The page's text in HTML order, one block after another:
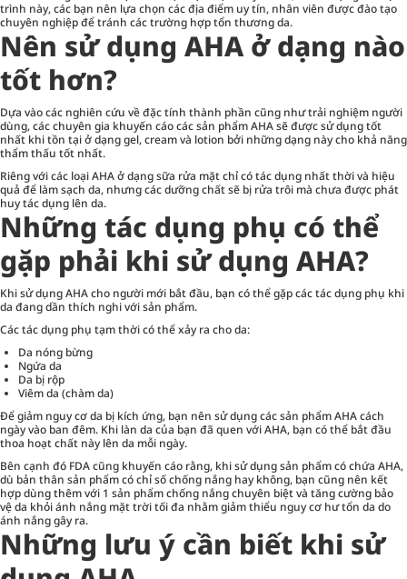
trình này, các bạn nên lựa chọn các địa điểm uy tín, nhân viên được đào tạo
chuyên nghiệp để tránh các trường hợp tổn thương da.
Nên sử dụng AHA ở dạng nào
tốt hơn?
Dựa vào các nghiên cứu về đặc tính thành phần cũng như trải nghiệm người
dùng, các chuyên gia khuyến cáo các sản phẩm AHA sẽ được sử dụng tốt
nhất khi tồn tại ở dạng gel, cream và lotion bởi những dạng này cho khả năng
thẩm thấu tốt nhất.
Riêng với các loại AHA ở dạng sữa rửa mặt chỉ có tác dụng nhất thời và hiệu
quả để làm sạch da, nhưng các dưỡng chất sẽ bị rửa trôi mà chưa được phát
huy tác dụng lên da.
Những tác dụng phụ có thể
gặp phải khi sử dụng AHA?
Khi sử dụng AHA cho người mới bắt đầu, bạn có thể gặp các tác dụng phụ khi
da đang dần thích nghi với sản phẩm.
Các tác dụng phụ tạm thời có thể xảy ra cho da:
Da nóng bừng
Ngứa da
Da bị rộp
Viêm da (chàm da)
Để giảm nguy cơ da bị kích ứng, bạn nên sử dụng các sản phẩm AHA cách
ngày vào ban đêm. Khi làn da của bạn đã quen với AHA, bạn có thể bắt đầu
thoa hoạt chất này lên da mỗi ngày.
Bên cạnh đó FDA cũng khuyến cáo rằng, khi sử dụng sản phẩm có chứa AHA,
dù bản thân sản phẩm có chỉ số chống nắng hay không, bạn cũng nên kết
hợp dùng thêm với 1 sản phẩm chống nắng chuyên biệt và tăng cường bảo
vệ da khỏi ánh nắng mặt trời tối đa nhằm giảm thiểu nguy cơ hư tổn da do
ánh nắng gây ra.
Những lưu ý cần biết khi sử